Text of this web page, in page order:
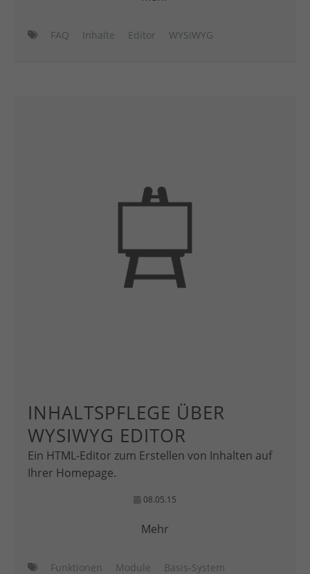
FAQ Inhalte Editor WYSIWYG
INHALTSPFLEGE ÜBER
WYSIWYG EDITOR
Ein HTML-Editor zum Erstellen von Inhalten auf
Ihrer Homepage.
08.05.15
Mehr
Funktionen Module
Basis-System